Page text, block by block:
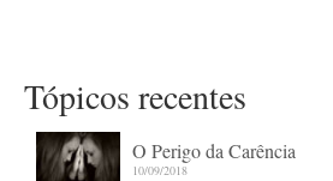
Tópicos recentes
O Perigo da Carência
10/09/2018